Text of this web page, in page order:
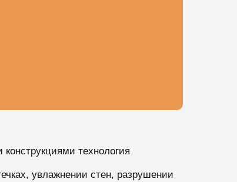
технология
увлажнении стен, разрушении